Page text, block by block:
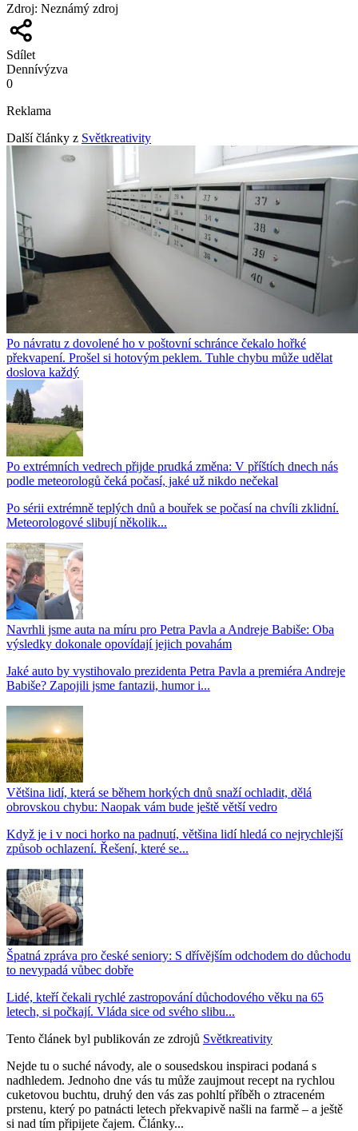
Zdroj: Neznámý zdroj
Sdílet
Dennívýzva
0
Reklama
Další články z Světkreativity
Po návratu z dovolené ho v poštovní schránce čekalo hořké
překvapení. Prošel si hotovým peklem. Tuhle chybu může udělat
doslova každý
Po extrémních vedrech přijde prudká změna: V příštích dnech nás
podle meteorologů čeká počasí, jaké už nikdo nečekal
Po sérii extrémně teplých dnů a bouřek se počasí na chvíli zklidní.
Meteorologové slibují několik...
Navrhli jsme auta na míru pro Petra Pavla a Andreje Babiše: Oba
výsledky dokonale opovídají jejich povahám
Jaké auto by vystihovalo prezidenta Petra Pavla a premiéra Andreje
Babiše? Zapojili jsme fantazii, humor i...
Většina lidí, která se během horkých dnů snaží ochladit, dělá
obrovskou chybu: Naopak vám bude ještě větší vedro
Když je i v noci horko na padnutí, většina lidí hledá co nejrychlejší
způsob ochlazení. Řešení, které se...
Špatná zpráva pro české seniory: S dřívějším odchodem do důchodu
to nevypadá vůbec dobře
Lidé, kteří čekali rychlé zastropování důchodového věku na 65
letech, si počkají. Vláda sice od svého slibu...
Tento článek byl publikován ze zdrojů Světkreativity
Nejde tu o suché návody, ale o sousedskou inspiraci podaná s
nadhledem. Jednoho dne vás tu může zaujmout recept na rychlou
cuketovou buchtu, druhý den vás zas pohltí příběh o ztraceném
prstenu, který po patnácti letech překvapivě našli na farmě – a ještě
si nad tím připijete čajem. Články...